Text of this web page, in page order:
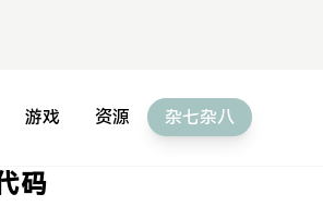
游戏 资源 杂七杂八
码